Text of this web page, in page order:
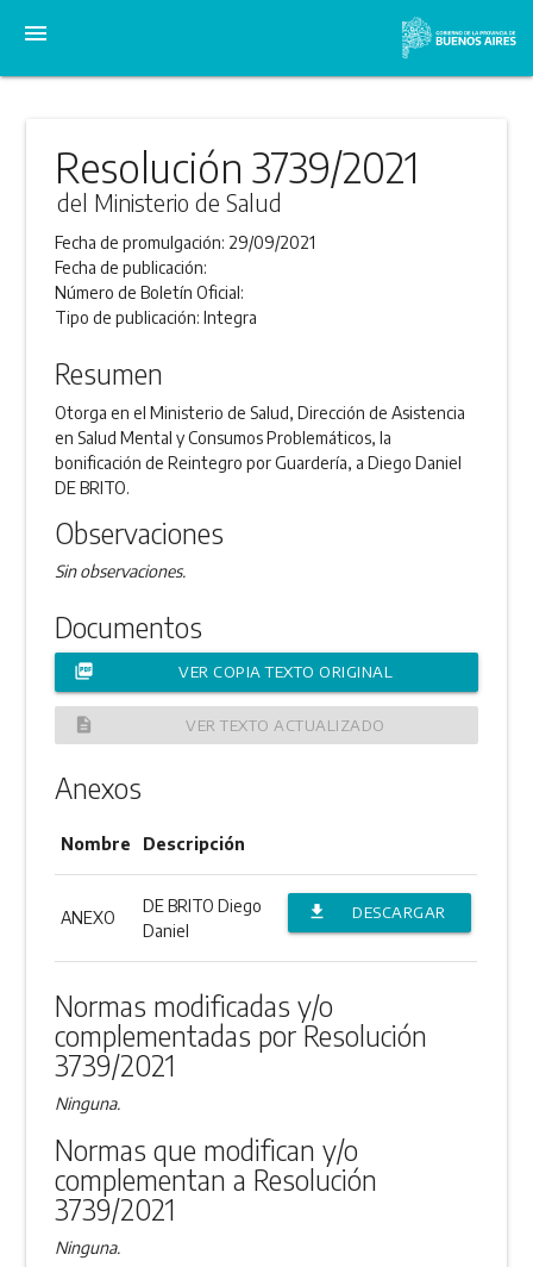
menu
Resolución 3739/2021
del Ministerio de Salud
Fecha de promulgación: 29/09/2021
Fecha de publicación:
Número de Boletín Oficial:
Tipo de publicación:Integra
Resumen
Otorga en el Ministerio de Salud, Dirección de Asistencia
en Salud Mental y Consumos Problemáticos, la
bonificación de Reintegro por Guardería, a Diego Daniel
DE BRITO.
Observaciones
Sin observaciones.
Documentos
picture_as_pdf VER COPIA TEXTO ORIGINAL
description VER TEXTO ACTUALIZADO
Anexos
Nombre Descripción
ANEXO
DE BRITO Diego
Daniel
file_download
DESCARGAR
Normas modificadas y/o
complementadas por Resolución
3739/2021
Ninguna.
Normas que modifican y/o
complementan a Resolución
3739/2021
Ninguna.